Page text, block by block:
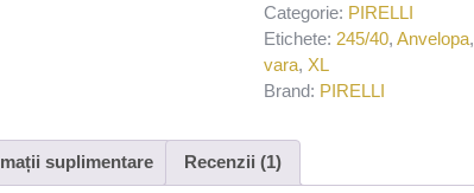
Categorie: PIRELLI
Etichete: 245/40,Anvelopa,
vara, XL
Brand: PIRELLI
suplimentare Recenzii (1)